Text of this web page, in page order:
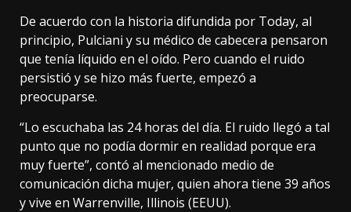
De acuerdo con la historia difundida por Today, al
principio, Pulciani y su médico de cabecera pensaron
que tenía líquido en el oído. Pero cuando el ruido
persistió y se hizo más fuerte, empezó a
preocuparse.
“Lo escuchaba las 24 horas del día. El ruido llegó a tal
punto que no podía dormir en realidad porque era
muy fuerte”, contó al mencionado medio de
comunicación dicha mujer, quien ahora tiene 39 años
y vive en Warrenville, Illinois (EEUU).